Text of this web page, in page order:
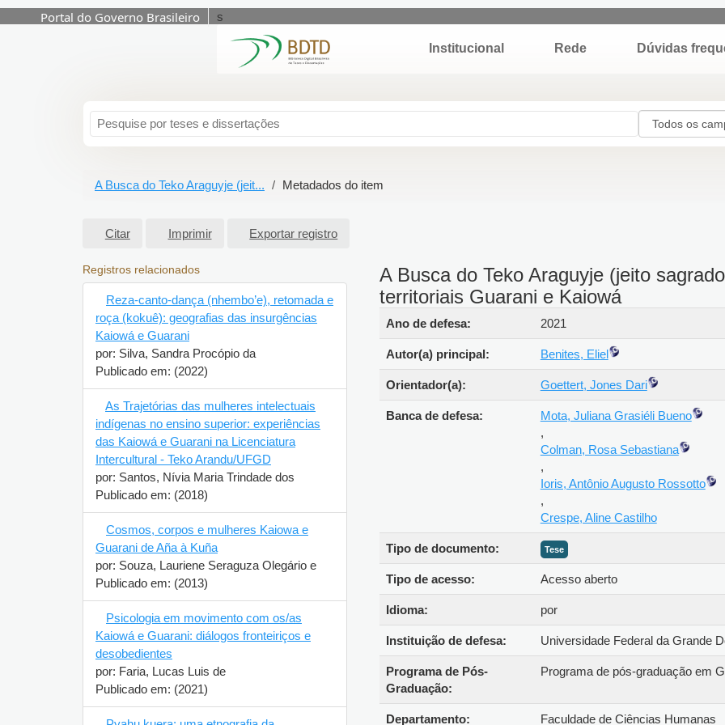
Portal do Governo Brasileiro
s
Pular para o conteúdo
Institucional Rede Dúvidas
A Busca do Teko Araguyje (jeit... Metadados do item
Citar Imprimir Exportar registro
A Busca do Teko Araguyje (jeito
territoriais Guarani e Kaiowá
Detalhes bibliográficos
Ano de defesa:
2021
Autor(a) principal:
Benites, Eliel
Orientador(a):
Goettert, Jones Dari
Banca de defesa:
Mota, Juliana Grasiéli Bueno
,
Colman, Rosa Sebastiana
,
Ioris, Antônio Augusto Rossotto
,
Crespe, Aline Castilho
Tipo de documento:
Tese
Tipo de acesso:
Acesso aberto
Idioma:
por
Instituição de defesa:
Universidade Federal da Grande
Programa de Pós-
Graduação:
Programa de pós-graduação em
Departamento: Faculdade de Ciências Humanas
Registros relacionados
Reza-canto-dança (nhembo’e),
retomada e roça (kokuê): geografias das
insurgências Kaiowá e Guarani
por: Silva, Sandra Procópio da
Publicado em: (2022)
As Trajetórias das mulheres intelectuais
indígenas no ensino superior: experiências
das Kaiowá e Guarani na Licenciatura
Intercultural - Teko Arandu/UFGD
por: Santos, Nívia Maria Trindade dos
Publicado em: (2018)
Cosmos, corpos e mulheres Kaiowa e
Guarani de Aña à Kuña
por: Souza, Lauriene Seraguza Olegário e
Publicado em: (2013)
Psicologia em movimento com os/as
Kaiowá e Guarani: diálogos fronteiriços e
desobedientes
por: Faria, Lucas Luis de
Publicado em: (2021)